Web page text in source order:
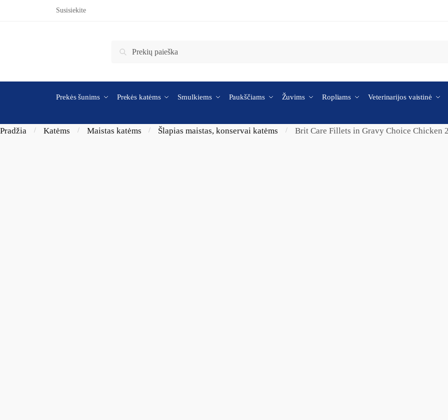
Skip to navigationSusisiekite
Ieškoti:
Ieškoti
Prekės šunims Prekės katėms Smulkiems Paukščiams Žuvims Ropliams Veterinarijos vaistinė
Pradžia / Katėms / Maistas katėms / Šlapias maistas, konservai katėms / Brit Care Fillets in Gravy Choice Chicken